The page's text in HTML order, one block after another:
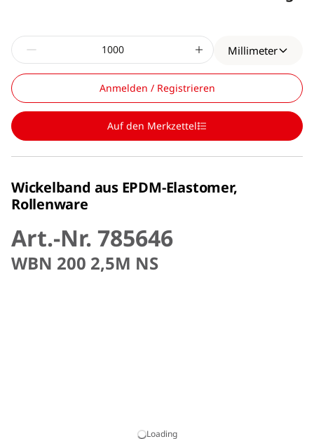
Millimeter
Anmelden / Registrieren
Auf den Merkzettel
Wickelband aus EPDM-Elastomer,
Rollenware
Art.-Nr. 785646
WBN 200 2,5M NS
Loading